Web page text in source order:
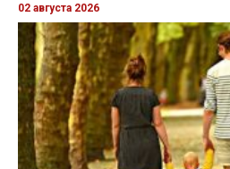
02 августа 2026